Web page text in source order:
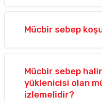
Mücbir sebep
Mücbir sebep
yüklenicisi olan
izlemelidir?